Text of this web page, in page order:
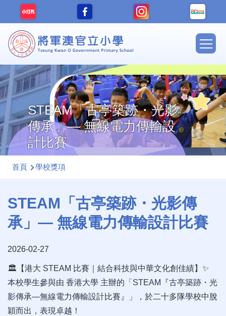
移至主內容
Main
STEAM「古亭築跡・光影
傳承」— 無線電力傳輸設
計比賽
導
連
結
首頁 學校獎項
STEAM「古亭築跡・光影傳
承」— 無線電力傳輸設計比賽
2026-02-27
🏛️【港大 STEAM 比賽｜結合科技與中華文化創佳績】✨
本校學生參與由 香港大學 主辦的「STEAM『古亭築跡・光
影傳承—無線電力傳輸設計比賽』」，於二十多隊學校中脫
穎而出，表現卓越！